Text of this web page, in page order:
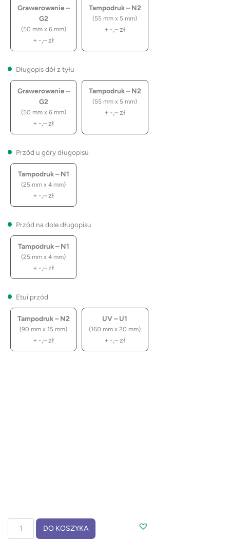
Grawerowanie –
G2
(50 mm x 6 mm)
+ -,–zł
Tampodruk – N2
(55 mm x 5 mm)
+ -,–zł
Długopis dół z tyłu
Grawerowanie –
G2
(50 mm x 6 mm)
+ -,–zł
Tampodruk – N2
(55 mm x 5 mm)
+ -,–zł
Przód u góry długopisu
Tampodruk – N1
(25 mm x 4 mm)
+ -,–zł
Przód na dole długopisu
Tampodruk – N1
(25 mm x 4 mm)
+ -,–zł
Etui przód
Tampodruk – N2
(90 mm x 15 mm)
+ -,–zł
UV – U1
(160 mm x 20 mm)
+ -,–zł
DO KOSZYKA